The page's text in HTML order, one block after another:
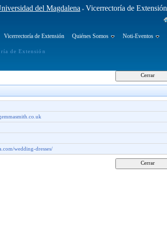
del Magdalena » Vicerrectoría de Extensión
Vicerrectoría de Extensión Quiénes Somos Noti-Eventos
de Extensión
wedding-dresses/